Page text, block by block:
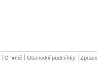
O firmě Obchodní podmínky